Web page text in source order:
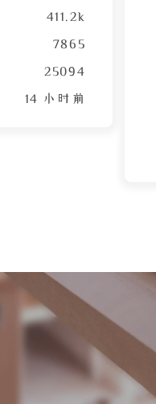
411.2k
7865
25094
14 小时前